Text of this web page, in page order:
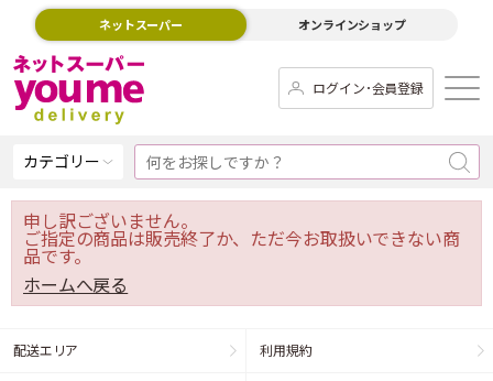
ネットスーパー オンラインショップ
ログイン･会員登録
カテゴリー
申し訳ございません。
ご指定の商品は販売終了か、ただ今お取扱いできない商
品です。
ホームへ戻る
配送エリア 利用規約